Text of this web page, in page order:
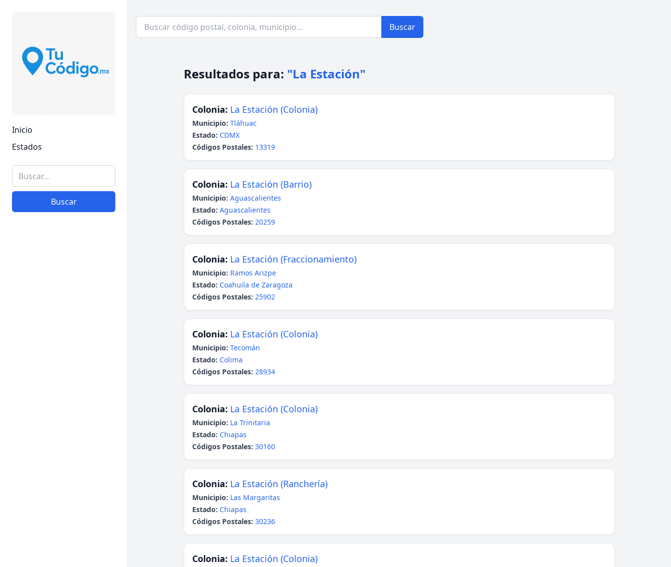
Inicio
Estados
Buscar
Buscar
Resultados para: "La Estación"
Colonia: La Estación (Colonia)
Municipio: Tláhuac
Estado: CDMX
Códigos Postales: 13319
Colonia: La Estación (Barrio)
Municipio: Aguascalientes
Estado: Aguascalientes
Códigos Postales: 20259
Colonia: La Estación (Fraccionamiento)
Municipio: Ramos Arizpe
Estado: Coahuila de Zaragoza
Códigos Postales: 25902
Colonia: La Estación (Colonia)
Municipio: Tecomán
Estado: Colima
Códigos Postales: 28934
Colonia: La Estación (Colonia)
Municipio: La Trinitaria
Estado: Chiapas
Códigos Postales: 30160
Colonia: La Estación (Ranchería)
Municipio: Las Margaritas
Estado: Chiapas
Códigos Postales: 30236
Colonia: La Estación (Colonia)